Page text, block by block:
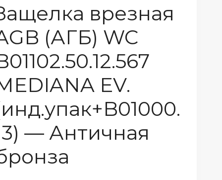
врезная
(АГБ) WC
EV.
— Античная